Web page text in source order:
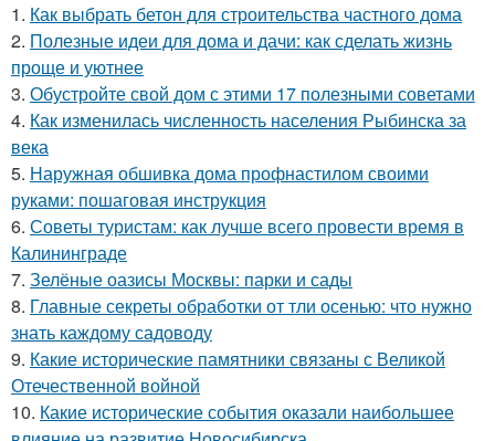
1. Как выбрать бетон для строительства частного дома
2. Полезные идеи для дома и дачи: как сделать жизнь
проще и уютнее
3. Обустройте свой дом с этими 17 полезными советами
4. Как изменилась численность населения Рыбинска за
века
5. Наружная обшивка дома профнастилом своими
руками: пошаговая инструкция
6. Советы туристам: как лучше всего провести время в
Калининграде
7. Зелёные оазисы Москвы: парки и сады
8. Главные секреты обработки от тли осенью: что нужно
знать каждому садоводу
9. Какие исторические памятники связаны с Великой
Отечественной войной
10. Какие исторические события оказали наибольшее